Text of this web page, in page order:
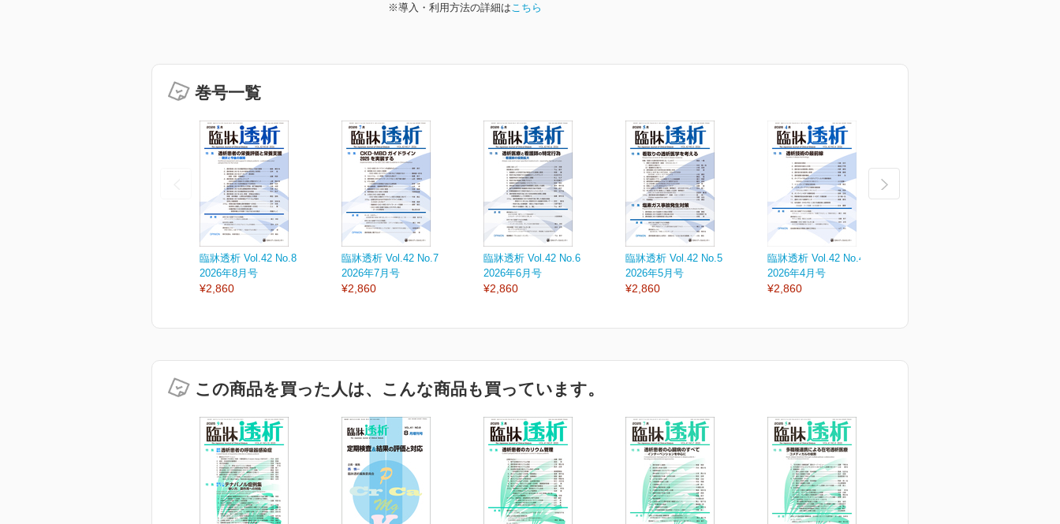
※導入・利用方法の詳細はこちら
巻号一覧
臨牀透析 Vol.42 No.8
2026年8月号
¥2,860
臨牀透析 Vol.42 No.7
2026年7月号
¥2,860
臨牀透析 Vol.42 No.6
2026年6月号
¥2,860
臨牀透析 Vol.42 No.5
2026年5月号
¥2,860
臨牀透析 Vol.42 No.4
2026年4月号
¥2,860
この商品を買った人は、こんな商品も買っています。